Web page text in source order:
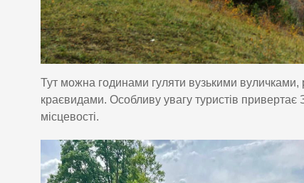
Тут можна годинами гуляти вузькими вуличками,
краєвидами. Особливу увагу туристів
місцевості.